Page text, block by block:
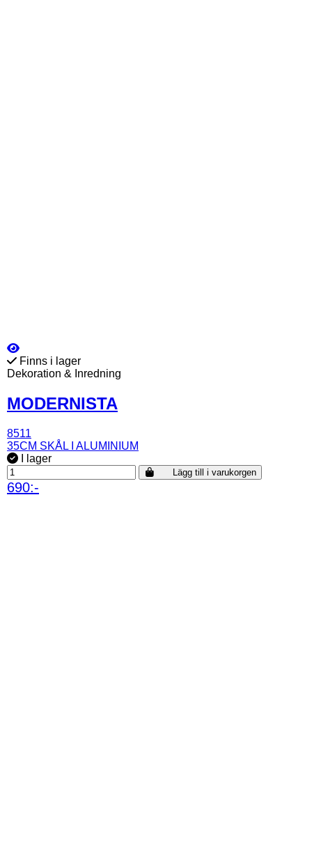
Finns i lager
Dekoration & Inredning
MODERNISTA
8511
35CM SKÅL I ALUMINIUM
I lager
Lägg till i varukorgen
690:-